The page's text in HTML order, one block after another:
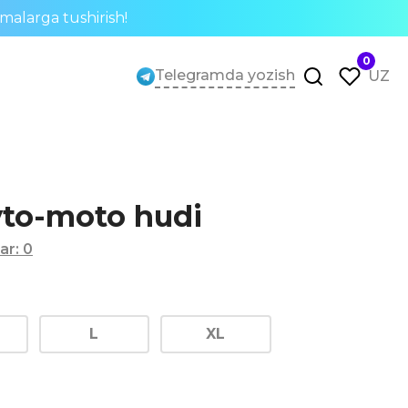
tushirish!
Telegramda yozish
0
UZ
moto hudi
: 0
L XL